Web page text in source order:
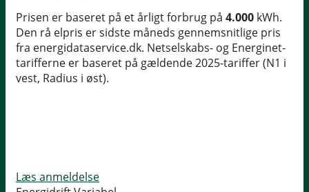
Prisen er baseret på et årligt forbrug på 4.000 kWh.
Den rå elpris er sidste måneds gennemsnitlige pris
fra energidataservice.dk. Netselskabs- og Energinet-
tarifferne er baseret på gældende 2025-tariffer (N1 i
vest, Radius i øst).
Læs anmeldelse